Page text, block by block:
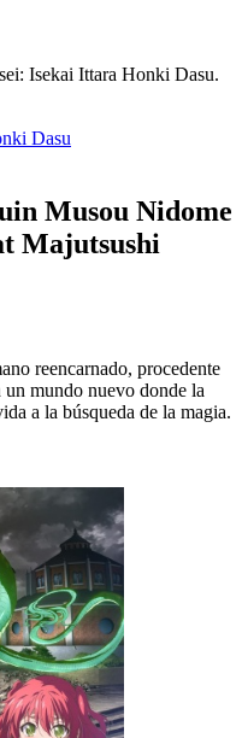
Isekai Ittara Honki Dasu.
Musou Nidome
Majutsushi
reencarnado, procedente
un mundo nuevo donde la
a la búsqueda de la magia.